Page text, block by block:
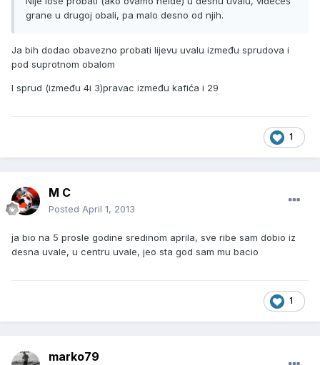
grane u drugoj obali, pa malo desno od njih.
Ja bih dodao obavezno probati lijevu uvalu između sprudova i
pod suprotnom obalom
I sprud (između 4i 3)pravac između kafića i 29
1
M C
Posted April 1, 2013
ja bio na 5 prosle godine sredinom aprila, sve ribe sam dobio iz
desna uvale, u centru uvale, jeo sta god sam mu bacio
1
marko79